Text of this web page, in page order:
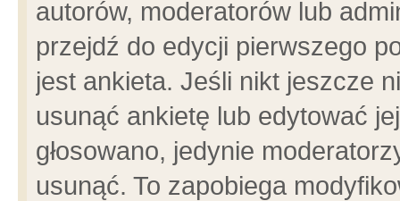
autorów, moderatorów lub
przejdź do edycji pierwszego
jest ankieta. Jeśli nikt jeszcze
usunąć ankietę lub edytować
głosowano, jedynie
usunąć. To zapobiega